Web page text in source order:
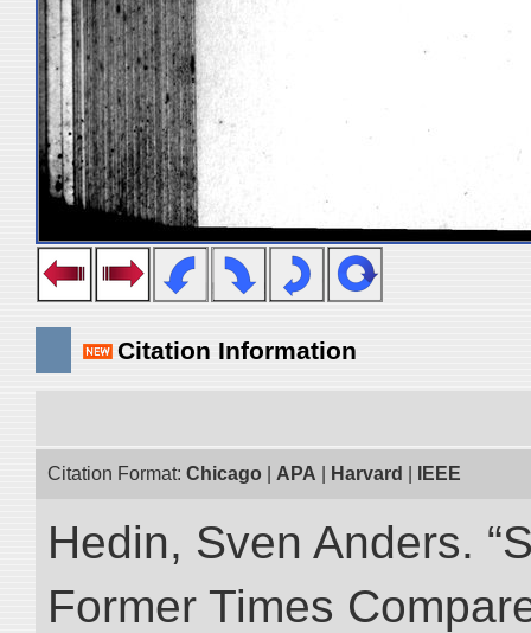
Citation Information
Citation Format: Chicago APA Harvard IEEE
Hedin, Sven Anders.
Former Times